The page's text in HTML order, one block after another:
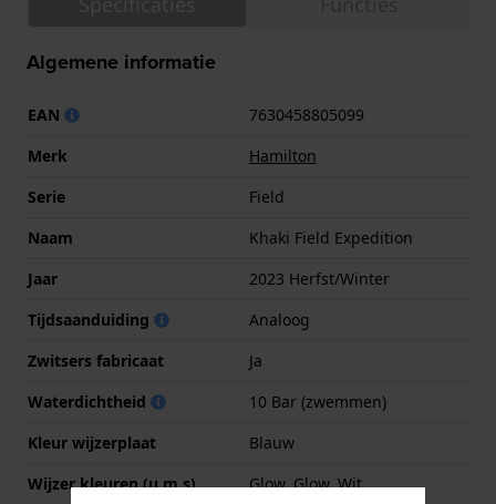
Algemene informatie
EAN
7630458805099
Merk
Hamilton
Serie
Field
Naam
Khaki Field Expedition
Jaar
2023 Herfst/Winter
Tijdsaanduiding
Analoog
Zwitsers fabricaat
Ja
Waterdichtheid
10 Bar (zwemmen)
Kleur wijzerplaat
Blauw
Wijzer kleuren (u,m,s)
Glow, Glow, Wit